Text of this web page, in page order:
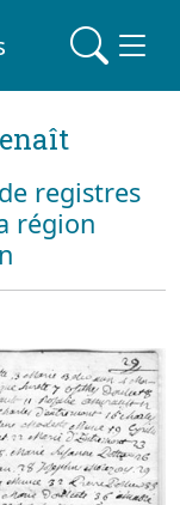
registres
région